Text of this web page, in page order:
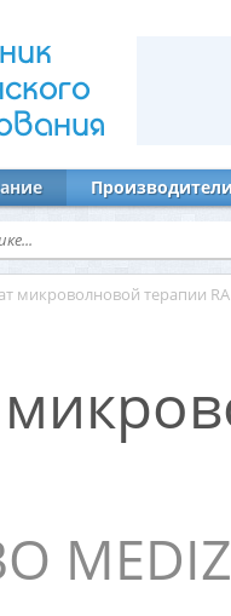
микроволновой терапии